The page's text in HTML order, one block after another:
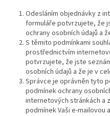
Odesláním objednávky z
formuláře potvrzujete, že
ochrany osobních údajů a
S těmito podmínkami
prostřednictvím
potvrzujete, že jste
osobních údajů a že je v
Správce je oprávněn tyto
podmínek ochrany
internetových stránkách a
podmínek Vaši e-